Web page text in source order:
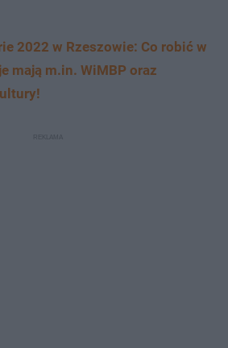
2022 w Rzeszowie: Co robić w
mają m.in. WiMBP oraz